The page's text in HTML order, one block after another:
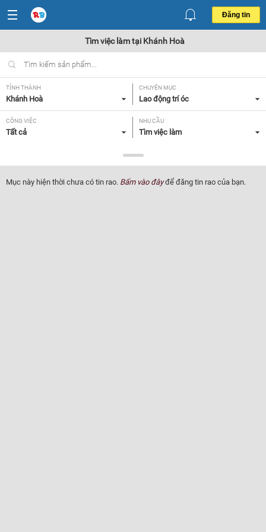
Đăng tin
Tìm việc làm tại Khánh Hoà
TỈNH THÀNH
Khánh Hoà
CHUYÊN MỤC
Lao động trí óc
CÔNG VIỆC
Tất cả
NHU CẦU
Tìm việc làm
Tất cả
Mục này hiện thời chưa có tin rao. Bấm vào đâyđể đăng tin rao của bạn.